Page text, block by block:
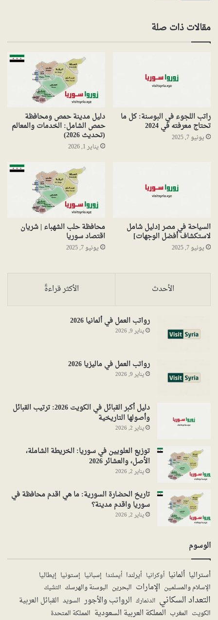
مقالات ذات صلة
راتب اللجوء في البوسنة: كل ما
تحتاج معرفته في 2024
يونيو 7, 2025
دليل مدينة حمص ومحافظة
حمص الشامل: الخدمات والمعالم
(تحديث 2026)
يناير 1, 2026
السياحة في مصر [دليل شامل
لاستكشاف أفضل الوجهات]
يونيو 7, 2025
محافظة حلب الشهباء | شريان
اقتصاد سوريا
يونيو 7, 2025
الأحدث الأكثر قراءةً
رواتب العمل في ألمانيا 2026
يناير 9, 2026
رواتب العمل في ماليزيا 2026
يناير 9, 2026
دليل أكبر القبائل في الكويت 2026: ترتيب القبائل
وأصولها التاريخية
يناير 2, 2026
توزيع العلويين في سوريا: الخريطة الشاملة،
الأصل، والعشائر 2026
يناير 2, 2026
تاريخ الحضارة السورية: ما هي اقدم محافظة في
سوريا واقدم مدينة؟
يناير 2, 2026
الوسوم
أستراليا ألمانيا أوكرانيا أيرلندا أيسلندا إسبانيا إستونيا إيطاليا
الإسلام والمسلمين الإمارات البحرين البوسنة والهرسك التشيك
التعداد السكاني الدنمارك الرواتب والأجور السويد القبائل العربية
الكويت المغرب المملكة العربية السعودية المملكة المتحدة